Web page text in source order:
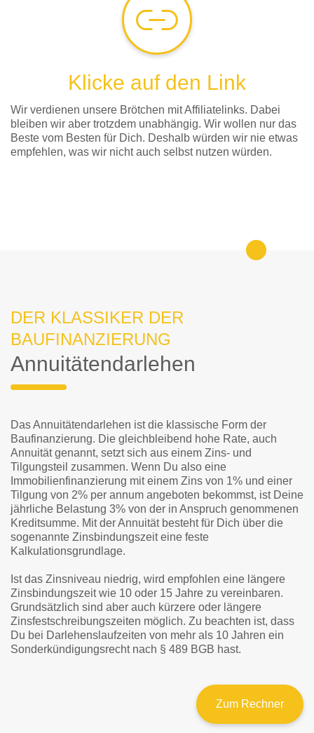
Klicke auf den Link
Wir verdienen unsere Brötchen mit Affiliatelinks. Dabei
bleiben wir aber trotzdem unabhängig. Wir wollen nur das
Beste vom Besten für Dich. Deshalb würden wir nie etwas
empfehlen, was wir nicht auch selbst nutzen würden.
DER KLASSIKER DER
BAUFINANZIERUNG
Annuitätendarlehen
Das Annuitätendarlehen ist die klassische Form der
Baufinanzierung. Die gleichbleibend hohe Rate, auch
Annuität genannt, setzt sich aus einem Zins- und
Tilgungsteil zusammen. Wenn Du also eine
Immobilienfinanzierung mit einem Zins von 1% und einer
Tilgung von 2% per annum angeboten bekommst, ist Deine
jährliche Belastung 3% von der in Anspruch genommenen
Kreditsumme. Mit der Annuität besteht für Dich über die
sogenannte Zinsbindungszeit eine feste
Kalkulationsgrundlage.
Ist das Zinsniveau niedrig, wird empfohlen eine längere
Zinsbindungszeit wie 10 oder 15 Jahre zu vereinbaren.
Grundsätzlich sind aber auch kürzere oder längere
Zinsfestschreibungszeiten möglich. Zu beachten ist, dass
Du bei Darlehenslaufzeiten von mehr als 10 Jahren ein
Sonderkündigungsrecht nach § 489 BGB hast.
Zum Rechner